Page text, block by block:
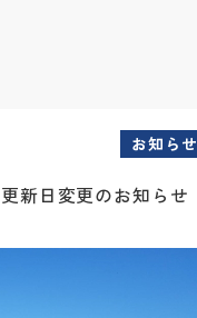
お知らせ
新日変更のお知らせ